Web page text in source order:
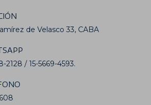
de Velasco 33, CABA
2128 / 15-5669-4593.